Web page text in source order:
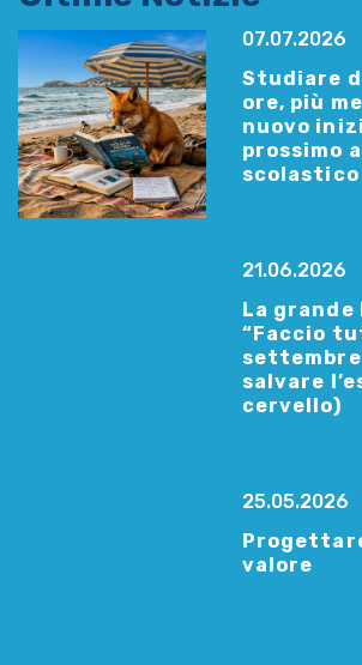
07.07.2026
Studiare
ore, più
nuovo
prossimo
scolastico
21.06.2026
La grande
“Faccio
salvare
cervello)
25.05.2026
valore